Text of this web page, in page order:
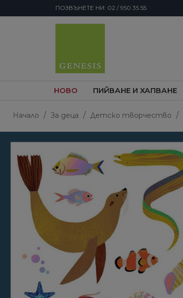
ПОЗВЪНЕТЕ НИ: 02 / 950 35 55
НОВО ПИЙВАНЕ И ХАПВАНЕ
Начало За деца Детско творчество